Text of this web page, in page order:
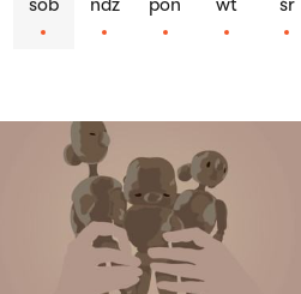
sob
ndz
pon
wt
śr
artykułów